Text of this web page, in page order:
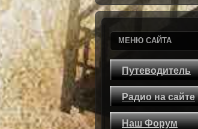
МЕНЮ САЙТА
Путеводитель
Радио на сайте
Наш Форум